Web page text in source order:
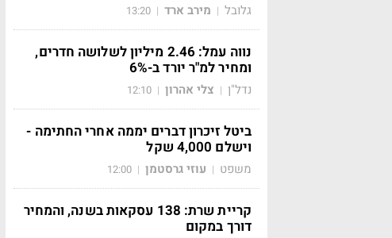
גלובל | מירב ארד |
13:20
נווה עמל: 2.46 מיליון לשלושה חדרים,
ומחיר למ"ר יורד ב-6%
נדל"ן | צלי אהרון |
12:10
ביטל זיכרון דברים יממה אחרי החתימה -
וישלם 4,000 שקל
משפט | עוזי גרסטמן |
12:00
קריית שרת: 138 עסקאות בשנה, והמחיר
דורך במקום